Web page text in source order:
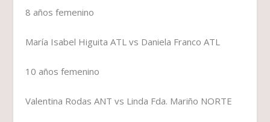
8 años femenino
María Isabel Higuita ATL vs Daniela Franco ATL
10 años femenino
Valentina Rodas ANT vs Linda Fda. Mariño NORTE